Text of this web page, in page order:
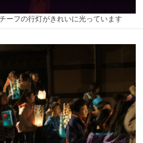
ーフの行灯がきれいに光っています